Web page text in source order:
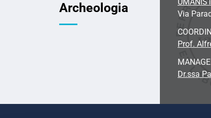
Archeologia
Via
Prof.
Dr.ssa